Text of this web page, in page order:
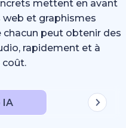
mettent en avant
web et graphismes
peut obtenir des
rapidement et à
IA